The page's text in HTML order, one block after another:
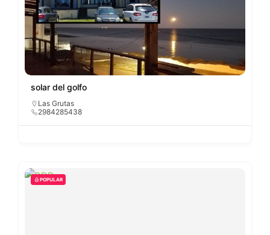
solar del golfo
Las Grutas
2984285438
POPULAR